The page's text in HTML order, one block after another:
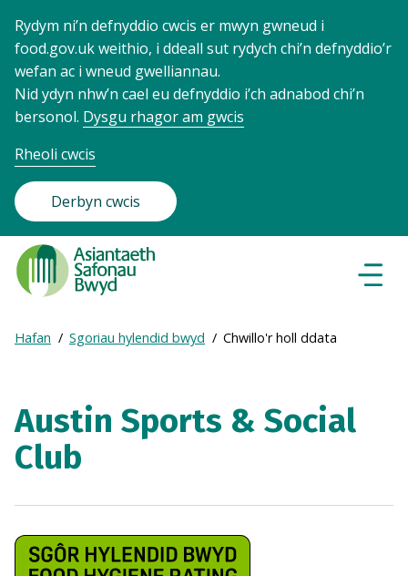
Rydym ni’n defnyddio cwcis er mwyn gwneud i
food.gov.uk weithio, i ddeall sut rydych chi’n defnyddio’r
wefan ac i wneud gwelliannau.
Nid ydyn nhw’n cael eu defnyddio i’ch adnabod chi’n
bersonol. Dysgu rhagor am gwcis
Rheoli cwcis
Derbyn cwcis
Food
Standards
Agency
Frontpage
Breadcrumb
Expand
breadcrumb
Hafan Sgoriau hylendid bwyd Chwillo'r holl ddata
Austin Sports & Social
Club